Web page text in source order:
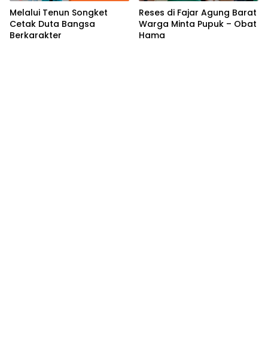
Melalui Tenun Songket
Cetak Duta Bangsa
Berkarakter
Reses di Fajar Agung Barat
Warga Minta Pupuk – Obat
Hama